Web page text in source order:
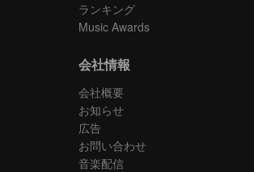
ランキング
Music Awards
会社情報
会社概要
お知らせ
広告
お問い合わせ
音楽配信